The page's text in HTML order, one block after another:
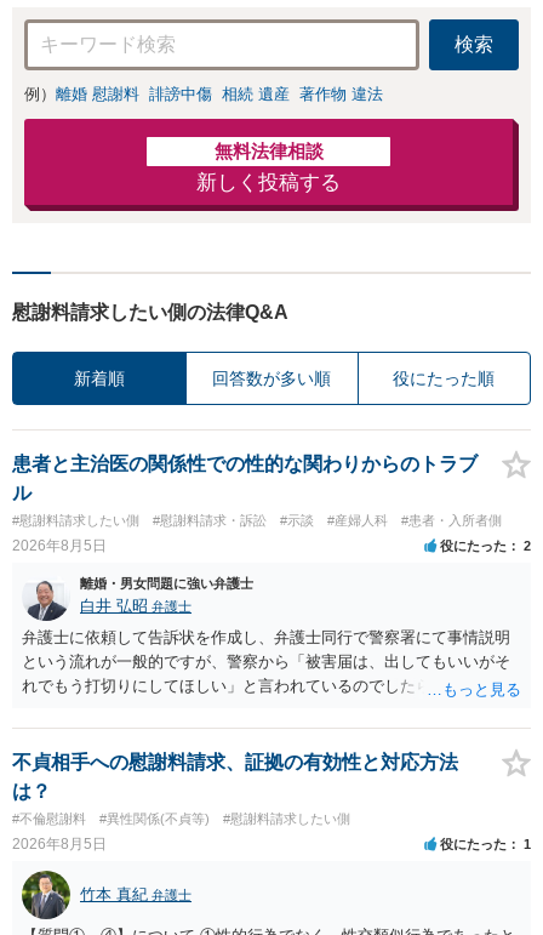
検索
例） 離婚 慰謝料 誹謗中傷 相続 遺産 著作物 違法
無料法律相談
新しく投稿する
慰謝料請求したい側の法律Q&A
新着順 回答数が多い順 役にたった順
患者と主治医の関係性での性的な関わりからのトラブ
ル
#慰謝料請求したい側 #慰謝料請求・訴訟 #示談 #産婦人科 #患者・入所者側
2026年8月5日 役にたった 2
離婚・男女問題に強い弁護士
白井 弘昭 弁護士
弁護士に依頼して告訴状を作成し、弁護士同行で警察署にて事情説明
という流れが一般的ですが、警察から「被害届は、出してもいいがそ
れでもう打切りにしてほしい」と言われているのでしたら、あまり結
検察庁に訴えるのもありかもしれないですが、実際に捜査をするの
は、結局所轄だと思われますので、やはり結論は変わらないかもしれ
ないです。 一度、最寄りの「刑事に強い」とうたっている弁護士に相
談してみてはいかがでしょうか。 以上、ご参考まで。
不貞相手への慰謝料請求、証拠の有効性と対応方法
は？
#不倫慰謝料 #異性関係(不貞等) #慰謝料請求したい側
2026年8月5日 役にたった 1
竹本 真紀 弁護士